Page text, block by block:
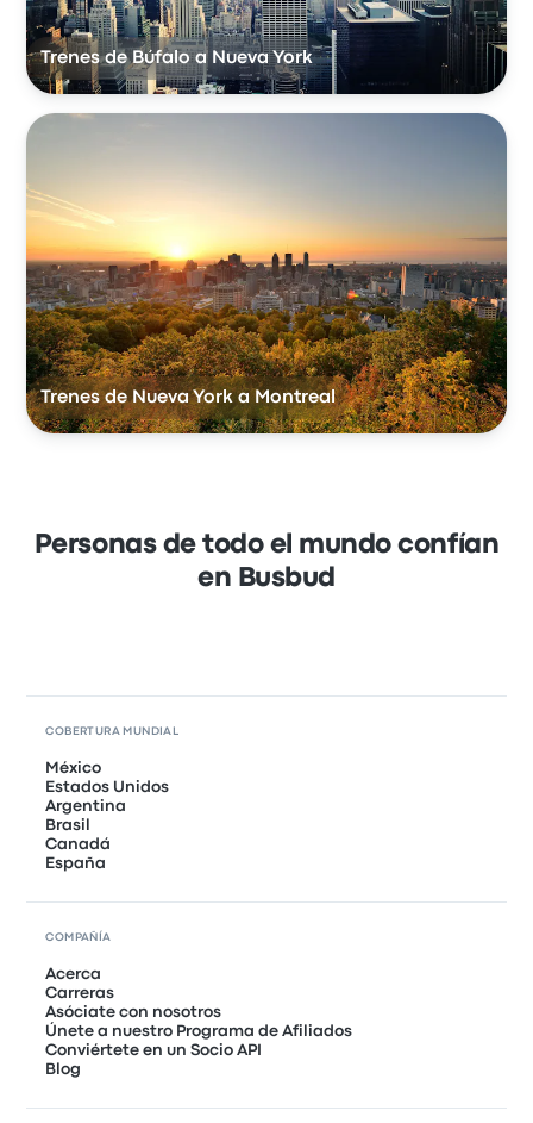
Trenes de Búfalo a Nueva York
Trenes de Nueva York a Montreal
Personas de todo el mundo confían
en Busbud
COBERTURA MUNDIAL
México
Estados Unidos
Argentina
Brasil
Canadá
España
COMPAÑÍA
Acerca
Carreras
Asóciate con nosotros
Únete a nuestro Programa de Afiliados
Conviértete en un Socio API
Blog